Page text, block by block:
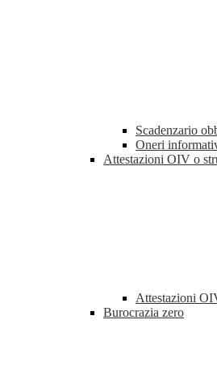
Scadenzario
Oneri
Attestazioni OIV o
Attestazioni
Burocrazia zero